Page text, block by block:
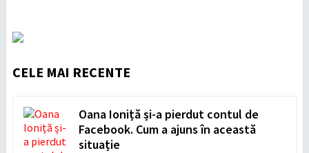
CELE MAI RECENTE
Oana Ioniță și-a pierdut contul de
Facebook. Cum a ajuns în această
situație